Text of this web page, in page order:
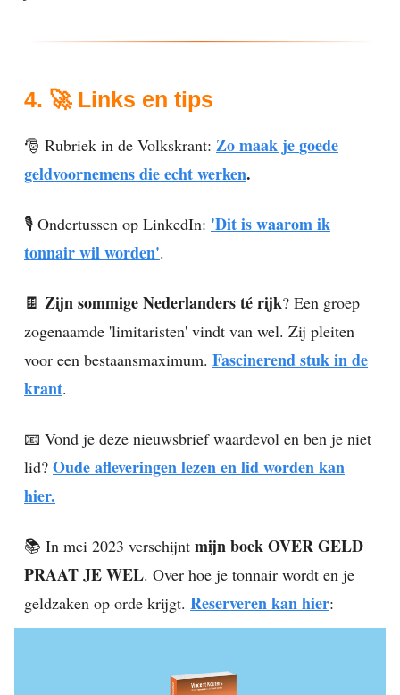
4. 🚀 Links en tips
🎅 Rubriek in de Volkskrant: Zo maak jegoede
geldvoornemens die echt werken.
🎙️ Ondertussen op LinkedIn: 'Dit is waarom ik
tonnair wil worden'.
🍫 Zijn sommige Nederlanders té rijk? Een groep
zogenaamde 'limitaristen' vindt van wel. Zij pleiten
voor een bestaansmaximum. Fascinerend stuk in de
krant.
📧 Vond je deze nieuwsbrief waardevol en ben je niet
lid? Oude afleveringen lezen en lid worden kan
hier.
📚 In mei 2023 verschijnt mijn boek OVER GELD
PRAAT JE WEL. Over hoe je tonnair wordt en je
geldzaken op orde krijgt. Reserveren kan hier: